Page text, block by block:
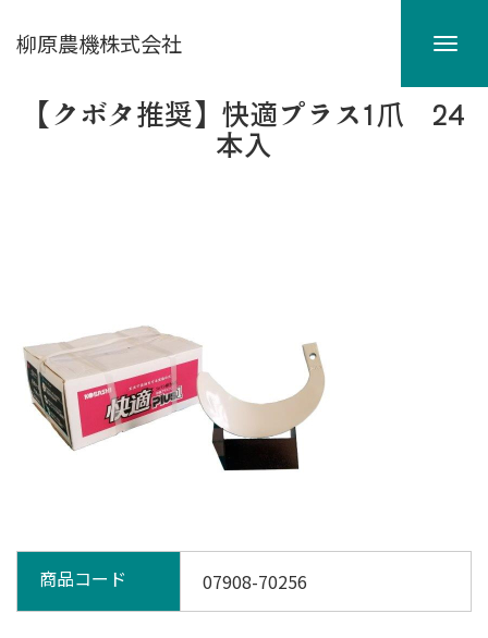
柳原農機株式会社
【クボタ推奨】快適プラス1爪 24
本入
商品コード 07908-70256